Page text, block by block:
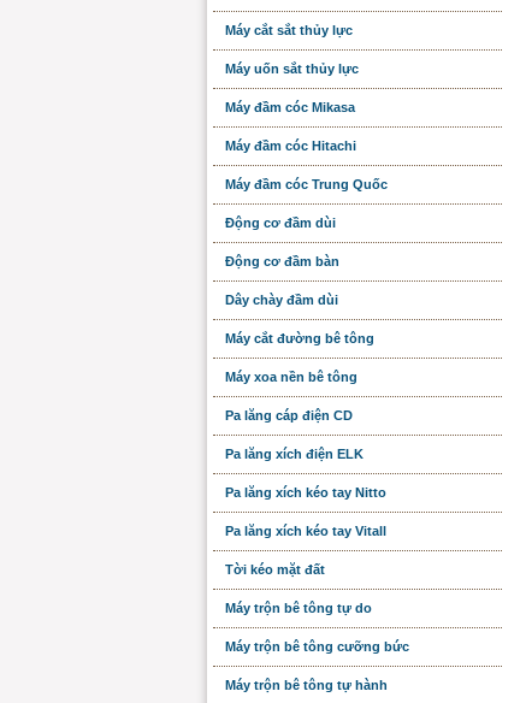
Máy cắt sắt thủy lực
Máy uốn sắt thủy lực
Máy đầm cóc Mikasa
Máy đầm cóc Hitachi
Máy đầm cóc Trung Quốc
Động cơ đầm dùi
Động cơ đầm bàn
Dây chày đầm dùi
Máy cắt đường bê tông
Máy xoa nền bê tông
Pa lăng cáp điện CD
Pa lăng xích điện ELK
Pa lăng xích kéo tay Nitto
Pa lăng xích kéo tay Vitall
Tời kéo mặt đất
Máy trộn bê tông tự do
Máy trộn bê tông cưỡng bức
Máy trộn bê tông tự hành